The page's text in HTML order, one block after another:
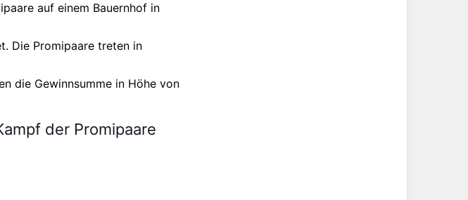
auf einem Bauernhof in
Die Promipaare treten in
die Gewinnsumme in Höhe von
der Promipaare